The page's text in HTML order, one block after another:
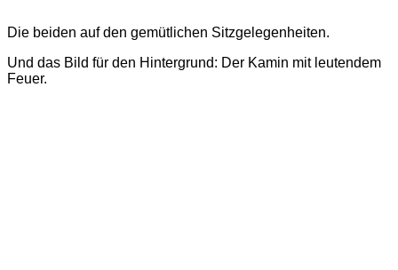
Die beiden auf den gemütlichen Sitzgelegenheiten.
Und das Bild für den Hintergrund: Der Kamin mit leutendem
Feuer.